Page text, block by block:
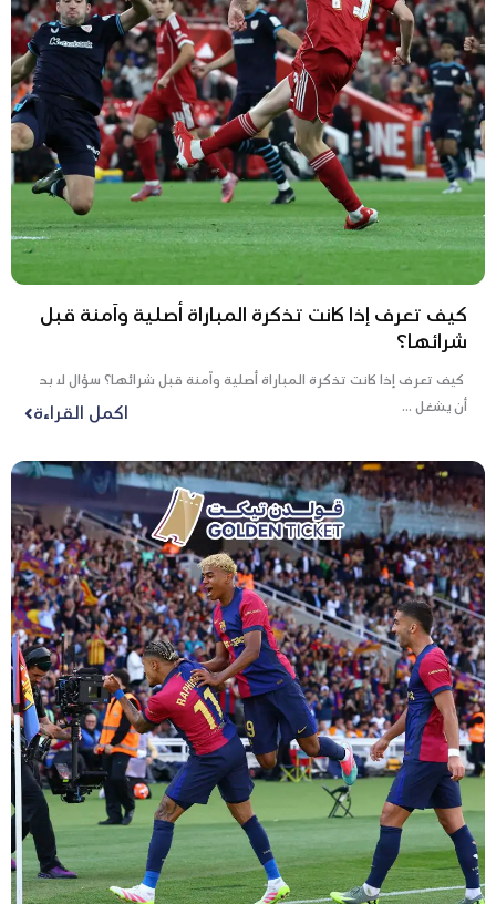
كيف تعرف إذا كانت تذكرة المباراة أصلية وآمنة قبل
شرائها؟
كيف تعرف إذا كانت تذكرة المباراة أصلية وآمنة قبل شرائها؟ سؤال لا بد
أن يشغل ...
اكمل القراءة